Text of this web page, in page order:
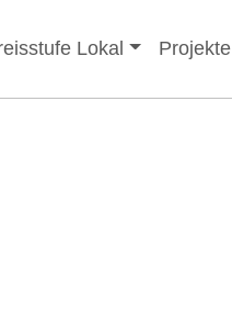
Lokal Projekte